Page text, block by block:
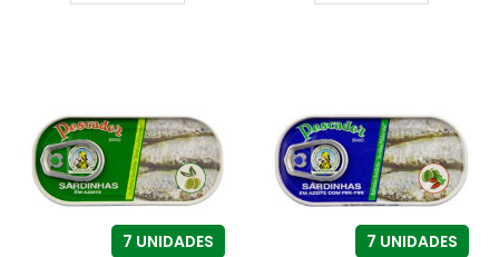
7 UNIDADES 7 UNIDADES